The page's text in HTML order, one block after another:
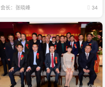
会长：张晓峰 34